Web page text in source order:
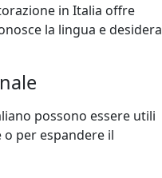
in Italia offre
la lingua e desidera
possono essere utili
per espandere il